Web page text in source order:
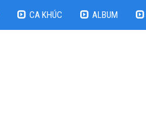
CA KHÚC ALBUM